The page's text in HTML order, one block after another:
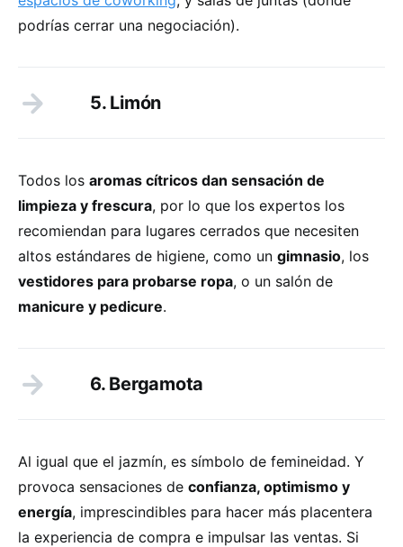
podrías cerrar una negociación).
5. Limón
Todos los aromas cítricos dan sensación de
limpieza y frescura, por lo que los expertos los
recomiendan para lugares cerrados que necesiten
altos estándares de higiene, como un gimnasio, los
vestidores para probarse ropa, o un salón de
manicure y pedicure.
6. Bergamota
Al igual que el jazmín, es símbolo de femineidad. Y
provoca sensaciones de confianza, optimismo y
energía, imprescindibles para hacer más placentera
la experiencia de compra e impulsar las ventas. Si